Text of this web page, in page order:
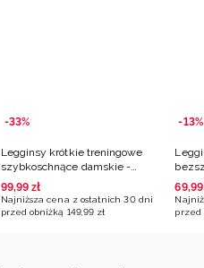
-33%
Legginsy krótkie treningowe
szybkoschnące damskie -
czarne
99,99 zł
Najniższa cena z ostatnich 30 dni
przed obniżką 149,99 zł
-13%
69,99
przed